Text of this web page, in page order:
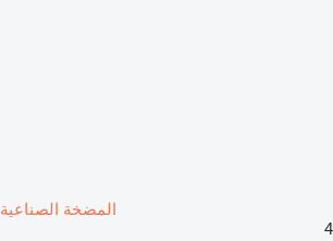
المضخة الصناعية Becker VT 4.40
4